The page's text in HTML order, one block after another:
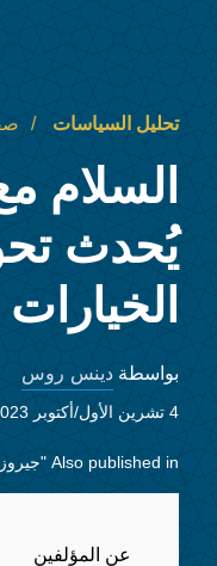
تحليل السياسات
السلام
يُحدث
الخيارات
بواسطة دينس روس
4 تشرين الأول/أكتوبر 2023
Also published in
عن المؤلفين